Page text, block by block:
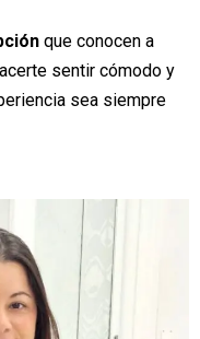
que conocen a
sentir cómodo y
sea siempre